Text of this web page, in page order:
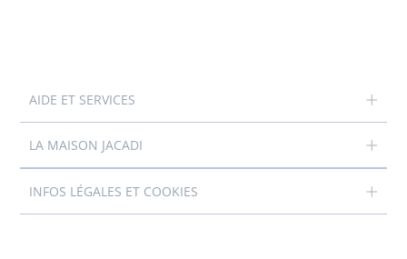
AIDE ET SERVICES
LA MAISON JACADI
INFOS LÉGALES ET COOKIES